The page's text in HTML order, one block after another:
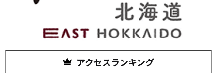
アクセスランキング